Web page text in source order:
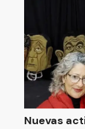
Nuevas